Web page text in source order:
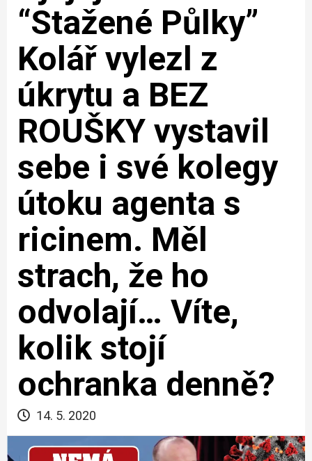
“Stažené Půlky”
Kolář vylezl z
úkrytu a BEZ
ROUŠKY vystavil
sebe i své kolegy
útoku agenta s
ricinem. Měl
strach, že ho
odvolají… Víte,
kolik stojí
ochranka denně?
14. 5. 2020